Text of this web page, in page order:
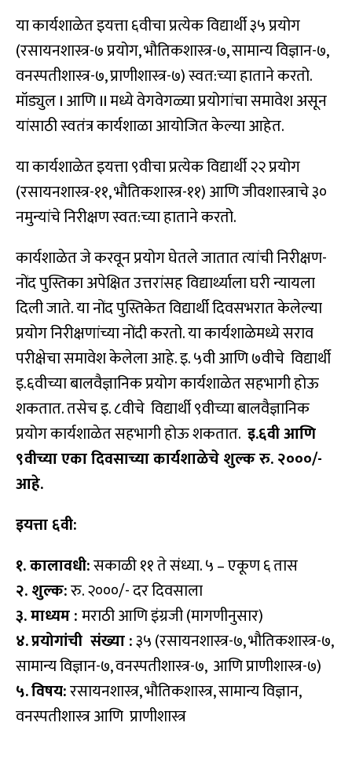
या कार्यशाळेत इयत्ता ६वीचा प्रत्येक विद्यार्थी ३५ प्रयोग
(रसायनशास्त्र-७ प्रयोग, भौतिकशास्त्र-७, सामान्य विज्ञान-७,
वनस्पतीशास्त्र-७, प्राणीशास्त्र-७) स्वत:च्या हाताने करतो.
मॉड्युल I आणि II मध्ये वेगवेगळ्या प्रयोगांचा समावेश असून
यांसाठी स्वतंत्र कार्यशाळा आयोजित केल्या आहेत.
या कार्यशाळेत इयत्ता ९वीचा प्रत्येक विद्यार्थी २२ प्रयोग
(रसायनशास्त्र-११, भौतिकशास्त्र-११) आणि जीवशास्त्राचे ३०
नमुन्यांचे निरीक्षण स्वत:च्या हाताने करतो.
कार्यशाळेत जे करवून प्रयोग घेतले जातात त्यांची निरीक्षण-
नोंद पुस्तिका अपेक्षित उत्तरांसह विद्यार्थ्याला घरी न्यायला
दिली जाते. या नोंद पुस्तिकेत विद्यार्थी दिवसभरात केलेल्या
प्रयोग निरीक्षणांच्या नोंदी करतो. या कार्यशाळेमध्ये सराव
परीक्षेचा समावेश केलेला आहे. इ. ५वी आणि ७वीचे विद्यार्थी
इ.६वीच्या बालवैज्ञानिक प्रयोग कार्यशाळेत सहभागी होऊ
शकतात. तसेच इ. ८वीचे विद्यार्थी ९वीच्या बालवैज्ञानिक
प्रयोग कार्यशाळेत सहभागी होऊ शकतात. इ.६वी आणि
९वीच्या एका दिवसाच्या कार्यशाळेचे शुल्क रु. २०००/-
आहे.
इयत्ता ६वी:
१. कालावधी:सकाळी ११ ते संध्या. ५ – एकूण ६ तास
२. शुल्क:रु. २०००/- दर दिवसाला
३. माध्यम :मराठी आणि इंग्रजी (मागणीनुसार)
४.प्रयोगांची संख्या:३५ (रसायनशास्त्र-७, भौतिकशास्त्र-७,
सामान्य विज्ञान-७, वनस्पतीशास्त्र-७, आणि प्राणीशास्त्र-७)
५.विषय:रसायनशास्त्र, भौतिकशास्त्र, सामान्य विज्ञान,
वनस्पतीशास्त्र आणि प्राणीशास्त्र